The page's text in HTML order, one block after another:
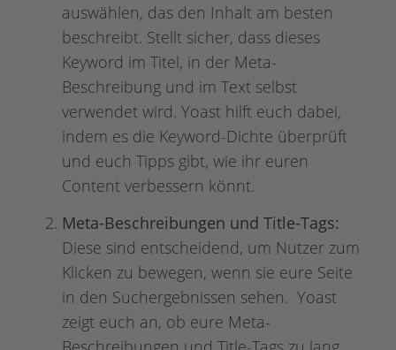
auswählen, das den Inhalt am besten
beschreibt. Stellt sicher, dass dieses
Keyword im Titel, in der Meta-
Beschreibung und im Text selbst
verwendet wird. Yoast hilft euch dabei,
indem es die Keyword-Dichte überprüft
und euch Tipps gibt, wie ihr euren
Content verbessern könnt.
Meta-Beschreibungen und Title-Tags:
Diese sind entscheidend, um Nutzer zum
Klicken zu bewegen, wenn sie eure Seite
in den Suchergebnissen sehen. Yoast
zeigt euch an, ob eure Meta-